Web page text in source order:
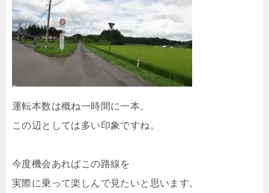
運転本数は概ね一時間に一本。
この辺としては多い印象ですね。
今度機会あればこの路線を
実際に乗って楽しんで見たいと思います。